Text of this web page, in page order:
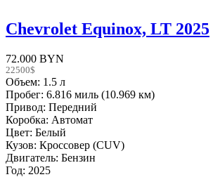
Chevrolet Equinox, LT 2025
72.000 BYN
22500$
Объем: 1.5 л
Пробег: 6.816 миль (10.969 км)
Привод: Передний
Коробка: Автомат
Цвет: Белый
Кузов: Кроссовер (CUV)
Двигатель: Бензин
Год: 2025